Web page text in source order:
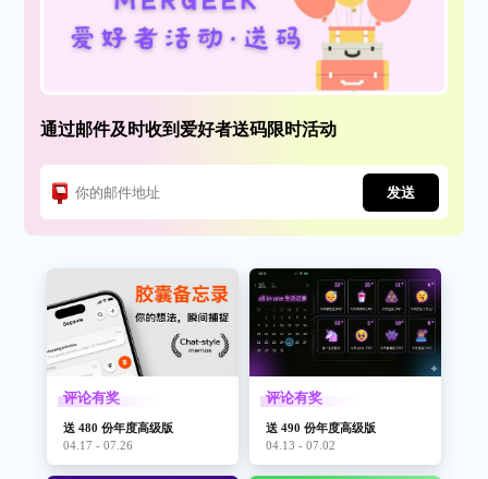
通过邮件及时收到爱好者送码限时活动
发送
评论有奖
送 480 份年度高级版
04.17 - 07.26
评论有奖
送 490 份年度高级版
04.13 - 07.02